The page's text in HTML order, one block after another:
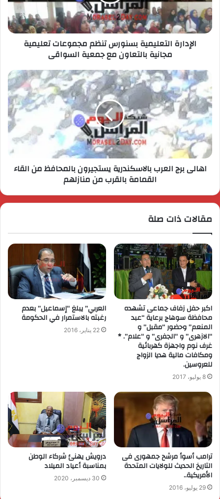
الإدارة التعليمية بسنورس تنظم مجموعات تعليمية
مجانية بالتعاون مع جمعية السواقى
اهالى برج العرب بالاسكندرية يستجيرون بالمحافظ من القاء
القمامة بالقرب من منازلهم
مقالات ذات صلة
اكبر حفل زفاف جماعى تشهده
محافظة سوهاج برعاية “عبد
المنعم” وحضور “مقبل” و
“الازهرى” و “الجفرى” و “علام”. ‏*
غرف نوم واجهزة كهربائية
ومكافات مالية هديا الزواج
للعروسين.
8 يوليو، 2017
العربي” يبلغ “إسماعيل” بعدم
رغبته بالاستمرار في الحكومة
22 يناير، 2016
ترامب أسوأ مرشح جمهورى فى
التاريخ الحديث للولايات المتحدة
الأمريكية..
29 يوليو، 2016
درويش يهنئ شركاء الوطن
بمناسبة أعياد الميلاد
30 ديسمبر، 2020